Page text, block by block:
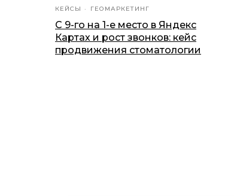
КЕЙСЫ ГЕОМАРКЕТИНГ
С 9-го на 1-е место в Яндекс
Картах и рост звонков: кейс
продвижения стоматологии